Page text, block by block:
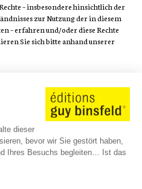
– insbesondere hinsichtlich der
zur Nutzung der in diesem
– erfahren und/oder diese Rechte
Sie sich bitte anhand unserer
dieser
bevor wir Sie gestört haben,
Ihres Besuchs begleiten… Ist das